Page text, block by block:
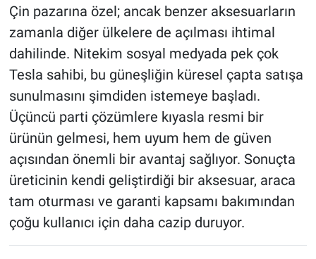
Çin pazarına özel; ancak benzer aksesuarların
zamanla diğer ülkelere de açılması ihtimal
dahilinde. Nitekim sosyal medyada pek çok
Tesla sahibi, bu güneşliğin küresel çapta satışa
sunulmasını şimdiden istemeye başladı.
Üçüncü parti çözümlere kıyasla resmi bir
ürünün gelmesi, hem uyum hem de güven
açısından önemli bir avantaj sağlıyor. Sonuçta
üreticinin kendi geliştirdiği bir aksesuar, araca
tam oturması ve garanti kapsamı bakımından
çoğu kullanıcı için daha cazip duruyor.